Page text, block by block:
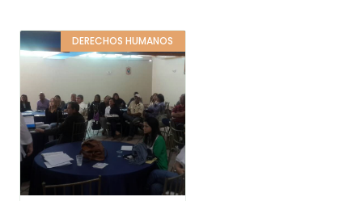
DERECHOS HUMANOS